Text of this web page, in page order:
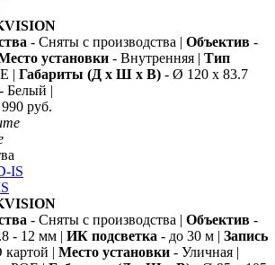
- Сняты с производства | Объектив -
установки - Внутренняя | Тип
| Габариты (Д х Ш х В) - Ø 120 х 83.7
- Белый |
руб.
- Сняты с производства | Объектив -
- 12 мм | ИК подсветка - до 30 м | Запись
| Место установки - Уличная |